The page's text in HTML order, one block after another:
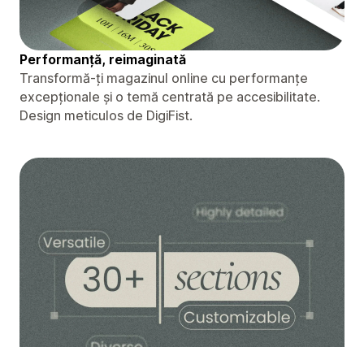
Performanță, reimaginată
Transformă-ți magazinul online cu performanțe
excepționale și o temă centrată pe accesibilitate.
Design meticulos de DigiFist.